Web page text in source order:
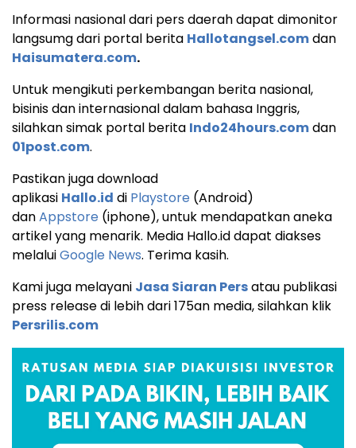
Informasi nasional dari pers daerah dapat dimonitor
langsumg dari portal berita Hallotangsel.comdan
Haisumatera.com.
Untuk mengikuti perkembangan berita nasional,
bisinis dan internasional dalam bahasa Inggris,
silahkan simak portal berita Indo24hours.comdan
01post.com.
Pastikan juga download
aplikasi Hallo.id di Playstore (Android)
danAppstore (iphone), untuk mendapatkan aneka
artikel yang menarik. Media Hallo.id dapat diakses
melaluiGoogle News. Terima kasih.
Kami juga melayani Jasa Siaran Persatau publikasi
press release di lebih dari 175an media, silahkan klik
Persrilis.com